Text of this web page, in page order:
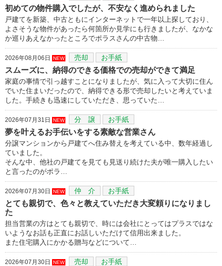
初めての物件購入でしたが、不安なく進められました
戸建てを新築、中古ともにインターネットで一年以上探しており、
よさそうな物件があったら何箇所か見学にも行きましたが、なかな
か巡りあえなかったところでポラスさんの中古物…
2026年08月06日 NEW 売却 お手紙
スムーズに、納得のできる価格での売却ができて満足
家庭の事情で引っ越すことになりましたが、気に入って大切に住ん
でいた住まいだったので、納得できる形で売却したいと考えていま
した。手続きも迅速にしていただき、思っていた…
2026年07月31日 NEW 分 譲 お手紙
夢を叶えるお手伝いをする素敵な営業さん
分譲マンションから戸建てへ住み替えを考えている中、数年経過し
ていました。
そんな中、他社の戸建てを見ても見送り続けた夫が唯一購入したい
と言ったのがポラ…
2026年07月30日 NEW 仲 介 お手紙
とても親切で、色々と教えていただき大変頼りになりまし
た
担当営業の方はとても親切で、時には会社にとってはプラスではな
いようなお話も正直にお話しいただけて信用出来ました。
また住宅購入にかかる贈与などについて…
2026年07月30日 NEW 売却 お手紙